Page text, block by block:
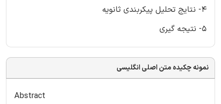
4- نتایج تحلیل پیکربندی ثانویه
5- نتیجه گیری
نمونه چکیده متن اصلی انگلیسی
Abstract